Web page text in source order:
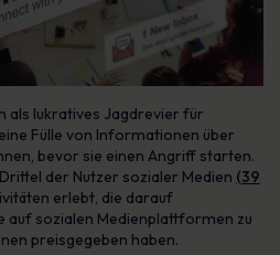
als lukratives Jagdrevier für
Fülle von Informationen über
bevor sie einen Angriff starten.
der Nutzer sozialer Medien (39
erlebt, die darauf
auf sozialen Medienplattformen zu
preisgegeben haben.